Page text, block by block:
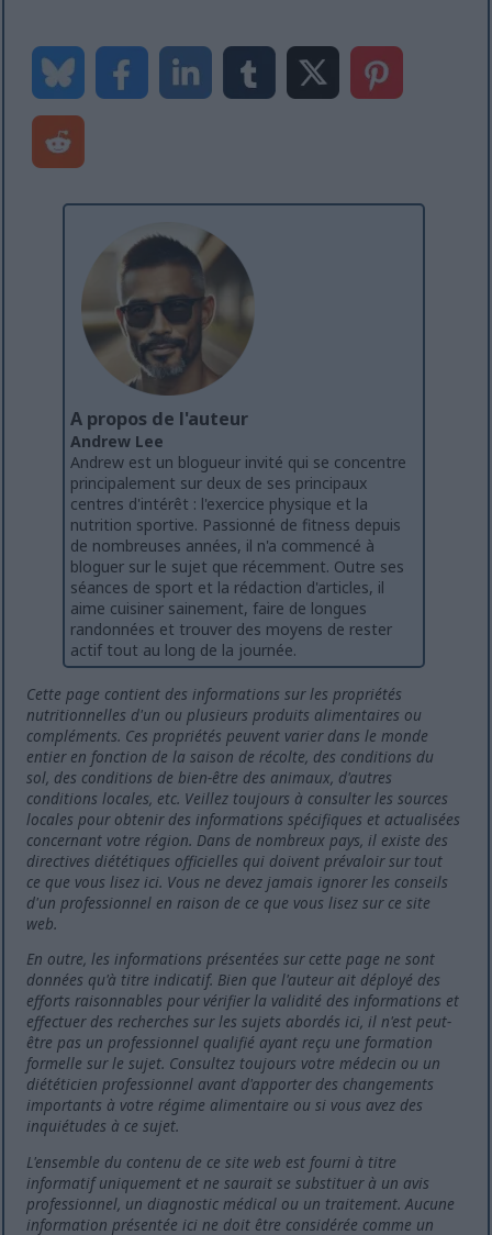
A propos de l'auteur
Andrew Lee
Andrew est un blogueur invité qui se concentre
principalement sur deux de ses principaux
centres d'intérêt : l'exercice physique et la
nutrition sportive. Passionné de fitness depuis
de nombreuses années, il n'a commencé à
bloguer sur le sujet que récemment. Outre ses
séances de sport et la rédaction d'articles, il
aime cuisiner sainement, faire de longues
randonnées et trouver des moyens de rester
actif tout au long de la journée.
Cette page contient des informations sur les propriétés
nutritionnelles d'un ou plusieurs produits alimentaires ou
compléments. Ces propriétés peuvent varier dans le monde
entier en fonction de la saison de récolte, des conditions du
sol, des conditions de bien-être des animaux, d'autres
conditions locales, etc. Veillez toujours à consulter les sources
locales pour obtenir des informations spécifiques et actualisées
concernant votre région. Dans de nombreux pays, il existe des
directives diététiques officielles qui doivent prévaloir sur tout
ce que vous lisez ici. Vous ne devez jamais ignorer les conseils
d'un professionnel en raison de ce que vous lisez sur ce site
web.
En outre, les informations présentées sur cette page ne sont
données qu'à titre indicatif. Bien que l'auteur ait déployé des
efforts raisonnables pour vérifier la validité des informations et
effectuer des recherches sur les sujets abordés ici, il n'est peut-
être pas un professionnel qualifié ayant reçu une formation
formelle sur le sujet. Consultez toujours votre médecin ou un
diététicien professionnel avant d'apporter des changements
importants à votre régime alimentaire ou si vous avez des
inquiétudes à ce sujet.
L'ensemble du contenu de ce site web est fourni à titre
informatif uniquement et ne saurait se substituer à un avis
professionnel, un diagnostic médical ou un traitement. Aucune
information présentée ici ne doit être considérée comme un